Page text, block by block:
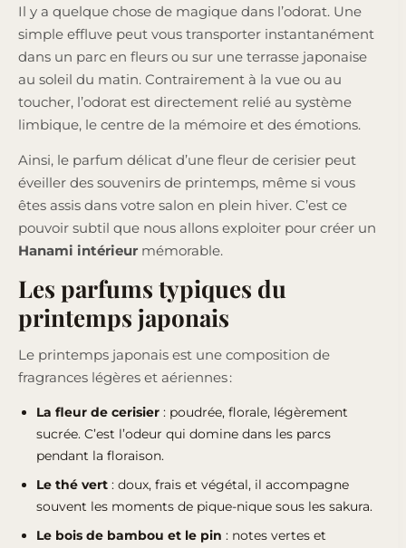
Il y a quelque chose de magique dans l’odorat. Une
simple effluve peut vous transporter instantanément
dans un parc en fleurs ou sur une terrasse japonaise
au soleil du matin. Contrairement à la vue ou au
toucher, l’odorat est directement relié au système
limbique, le centre de la mémoire et des émotions.
Ainsi, le parfum délicat d’une fleur de cerisier peut
éveiller des souvenirs de printemps, même si vous
êtes assis dans votre salon en plein hiver. C’est ce
pouvoir subtil que nous allons exploiter pour créer un
Hanami intérieur mémorable.
Les parfums typiques du
printemps japonais
Le printemps japonais est une composition de
fragrances légères et aériennes :
La fleur de cerisier : poudrée, florale, légèrement
sucrée. C’est l’odeur qui domine dans les parcs
pendant la floraison.
Le thé vert : doux, frais et végétal, il accompagne
souvent les moments de pique-nique sous les sakura.
Le bois de bambou et le pin : notes vertes et